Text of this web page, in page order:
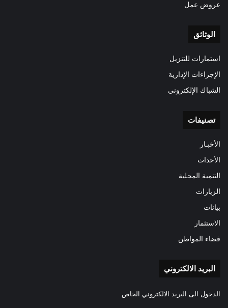
عروض عمل
الوثائق
استمارات للتنزيل
الإجراءات الإدارية
الشباك الإلكتروني
تصنيفات
الأخبـار
الأحداث
التنمية المحلية
الزيارات
بيانات
الاستثمار
فضاء المواطن
البريد الالكتروني
الدخول الى البريد الالكتروني الخاص